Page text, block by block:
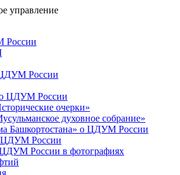
управление
России
России
ЦДУМ России
очерки»
духовное собрание»
Башкортостана» о ЦДУМ России
ЦДУМ России
России в фотографиях